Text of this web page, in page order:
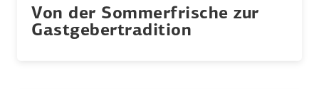
Von der Sommer­frische zur
Gastge­ber­tra­dition